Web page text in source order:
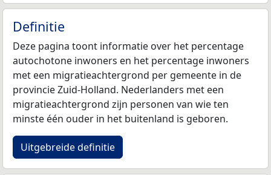
Definitie
Deze pagina toont informatie over het percentage
autochotone inwoners en het percentage inwoners
met een migratieachtergrond per gemeente in de
provincie Zuid-Holland. Nederlanders met een
migratieachtergrond zijn personen van wie ten
minste één ouder in het buitenland is geboren.
Uitgebreide definitie